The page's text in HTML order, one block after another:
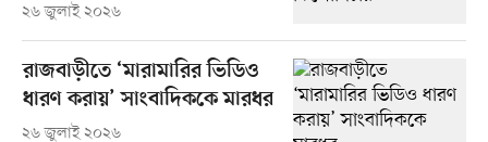
২৬ জুলাই ২০২৬
রাজবাড়ীতে ‘মারামারির ভিডিও
ধারণ করায়’ সাংবাদিককে মারধর
২৬ জুলাই ২০২৬